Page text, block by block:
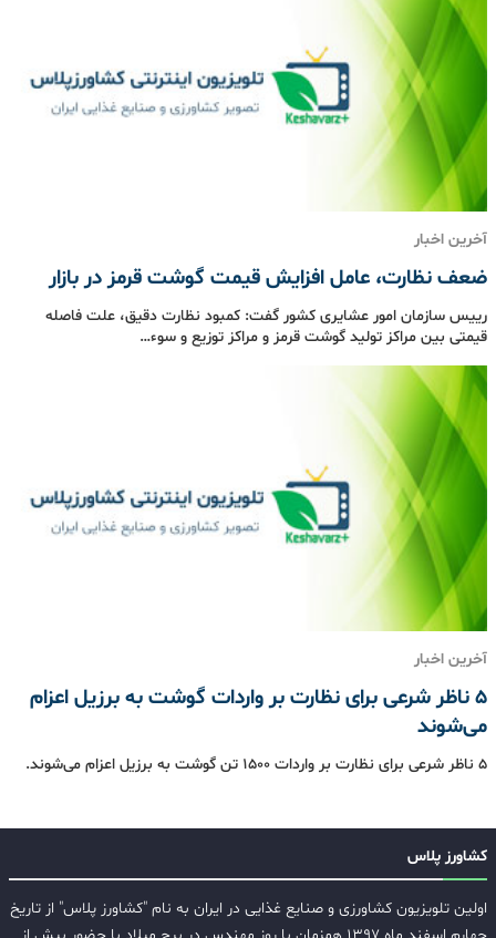
آخرین اخبار
ضعف نظارت، عامل افزایش قیمت گوشت قرمز در بازار
رییس سازمان امور عشایری کشور گفت: کمبود نظارت دقیق، علت فاصله
قیمتی بین مراکز تولید گوشت قرمز و مراکز توزیع و سوء…
آخرین اخبار
5 ناظر شرعی برای نظارت بر واردات گوشت به برزیل اعزام
می‌شوند
5 ناظر شرعی برای نظارت بر واردات ۱۵۰۰ تن گوشت به برزیل اعزام می‌شوند.
کشاورز پلاس
اولین تلویزیون کشاورزی و صنایع غذایی در ایران به نام "کشاورز پلاس" از تاریخ